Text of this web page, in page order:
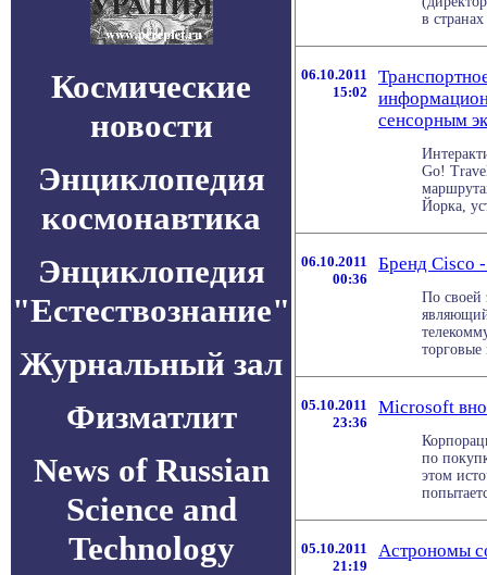
Космические
новости
Энциклопедия
космонавтика
Энциклопедия
"Естествознание"
Журнальный зал
Физматлит
News of Russian
Science and
Technology
в
06.10.2011
15:02
сенсорным
Go!
Йорка,
06.10.2011
00:36
Бренд Cisco
По своей
05.10.2011
23:36
Microsoft
по
этом
05.10.2011
21:19
Астрономы